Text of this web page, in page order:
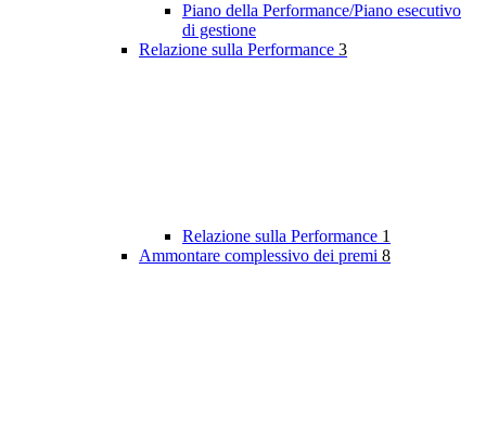
Piano della Performance/Piano esecutivo
di gestione
Relazione sulla Performance 3
Relazione sulla Performance 1
Ammontare complessivo dei premi 8